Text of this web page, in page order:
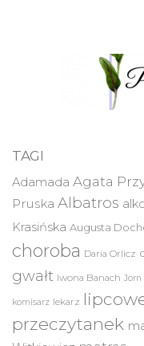
TAGI
Adamada Agata
Pruska Albatros
Krasińska Augusta
choroba Daria Orlicz
gwałt Iwona Banach Jorn
komisarz lekarz
przeczytanek